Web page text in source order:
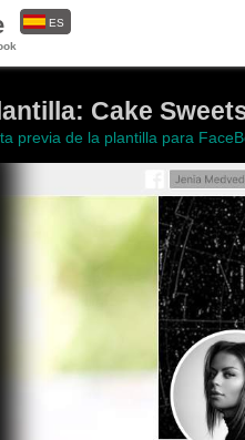
ES
Cake
previa de la plantilla para